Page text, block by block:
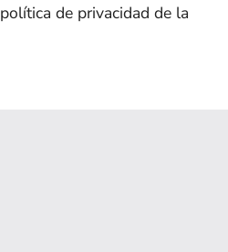
política de privacidad de la